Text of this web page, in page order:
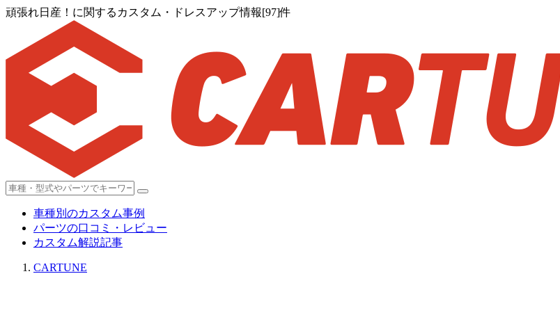
頑張れ日産！に関するカスタム・ドレスアップ情報[97]件
車種別のカスタム事例
パーツの口コミ・レビュー
カスタム解説記事
CARTUNE